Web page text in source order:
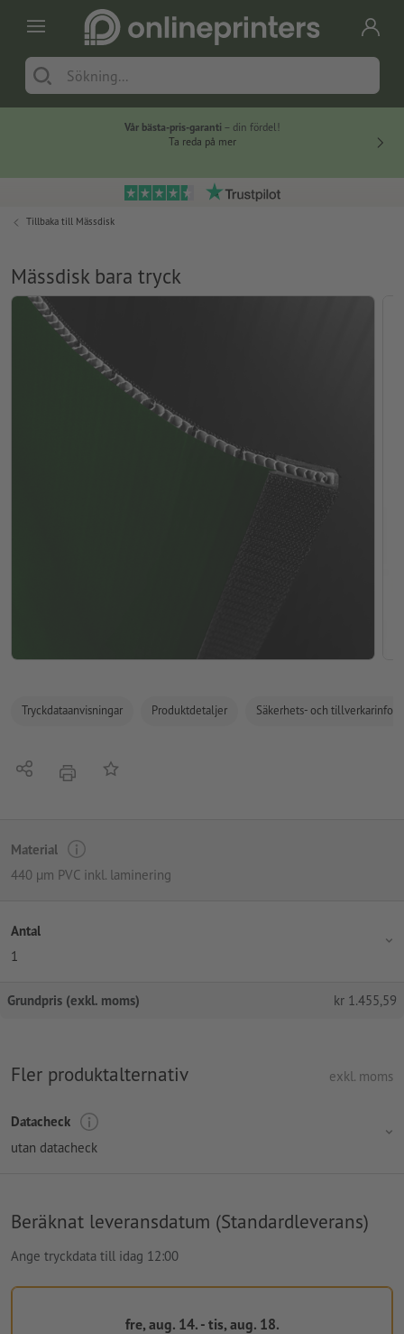
Vår bästa-pris-garanti – din fördel!
Ta reda på mer
Tillbaka till Mässdisk
Mässdisk bara tryck
Tryckdataanvisningar Produktdetaljer Säkerhets- och
Dela erbjudandePå anteckningslistan
Material
440 µm PVC inkl. laminering
Antal
1
Grundpris (exkl. moms) kr 1.455,59
Fler produktalternativ exkl. moms
Datacheck
utan datacheck
Beräknat leveransdatum (Standardleverans)
Ange tryckdata till idag 12:00
fre, aug. 14. - tis, aug. 18.